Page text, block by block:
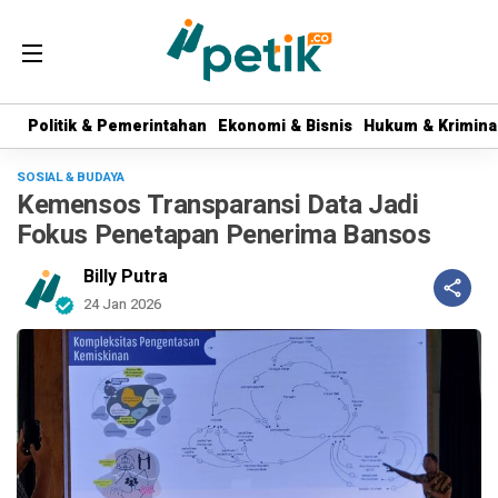
Politik & Pemerintahan Ekonomi & Bisnis Hukum &
Politik & Pemerintahan Ekonomi & Bisnis Hukum &
SOSIAL & BUDAYA
Kemensos Transparansi Data Jadi
Fokus Penetapan Penerima Bansos
Billy Putra
24 Jan 2026